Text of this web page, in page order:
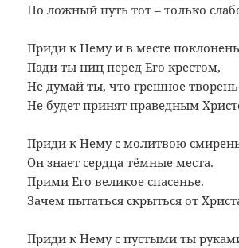
Но ложный путь тот – только
Приди к Нему и в месте
Пади ты ниц перед Его крестом,
Не думай ты, что грешное
Не будет принят праведным
Приди к Нему с молитвою
Он знает сердца тёмные места.
Прими Его великое спасенье.
Зачем пытаться скрыться от
Приди к Нему с пустыми ты